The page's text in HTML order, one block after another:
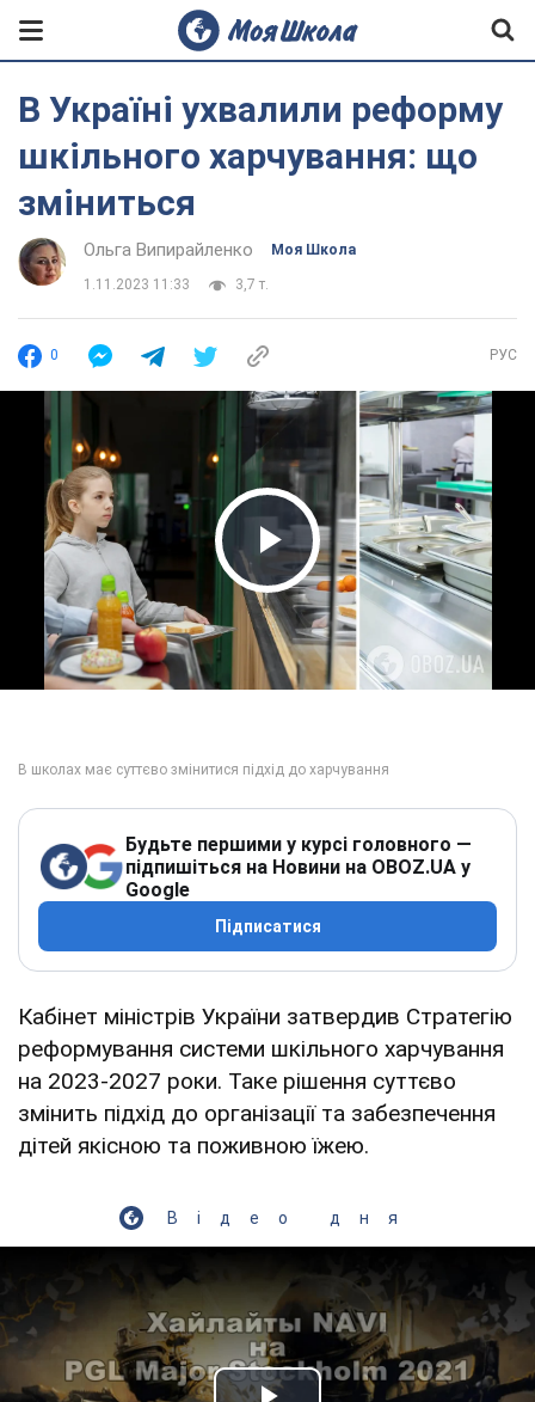
В Україні ухвалили реформу
шкільного харчування: що
зміниться
Ольга Випирайленко Моя Школа
1.11.2023 11:33 3,7 т.
0 РУС
Play Video
Будьте першими у курсі головного —
підпишіться на Новини на OBOZ.UA у
Google
Підписатися
Кабінет міністрів України затвердив Стратегію
реформування системи шкільного харчування
на 2023-2027 роки. Таке рішення суттєво
змінить підхід до організації та забезпечення
дітей якісною та поживною їжею.
Відео дня